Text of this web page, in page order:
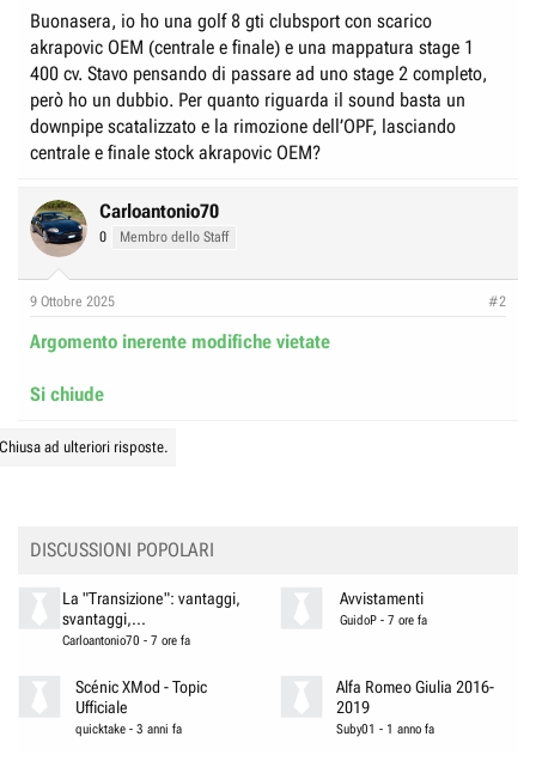
c
u
s
s
i
o
e
o
Buonasera, io ho una golf 8 gti clubsport con scarico
akrapovic OEM (centrale e finale) e una mappatura stage 1
400 cv. Stavo pensando di passare ad uno stage 2 completo,
però ho un dubbio. Per quanto riguarda il sound basta un
downpipe scatalizzato e la rimozione dell’OPF, lasciando
centrale e finale stock akrapovic OEM?
Carloantonio70
0 Membro dello Staff
9 Ottobre 2025 #2
Argomento inerente modifiche vietate
Si chiude
ad ulteriori risposte.
DISCUSSIONI POPOLARI
La "Transizione": vantaggi,
svantaggi,...
Carloantonio70 - 7 ore fa
Avvistamenti
GuidoP - 7 ore fa
Scénic XMod - Topic
Ufficiale
quicktake -3 anni fa
Alfa Romeo Giulia 2016-
2019
Suby01 - 1 anno fa